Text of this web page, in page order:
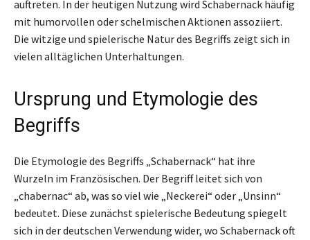
auftreten. In der heutigen Nutzung wird Schabernack häufig
mit humorvollen oder schelmischen Aktionen assoziiert.
Die witzige und spielerische Natur des Begriffs zeigt sich in
vielen alltäglichen Unterhaltungen.
Ursprung und Etymologie des
Begriffs
Die Etymologie des Begriffs „Schabernack“ hat ihre
Wurzeln im Französischen. Der Begriff leitet sich von
„chabernac“ ab, was so viel wie „Neckerei“ oder „Unsinn“
bedeutet. Diese zunächst spielerische Bedeutung spiegelt
sich in der deutschen Verwendung wider, wo Schabernack oft